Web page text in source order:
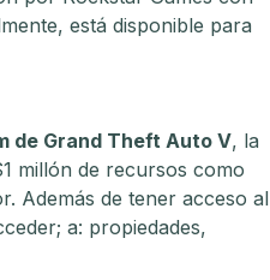
está disponible para
de Grand Theft Auto V, la
millón de recursos como
Además de tener acceso al
a: propiedades,